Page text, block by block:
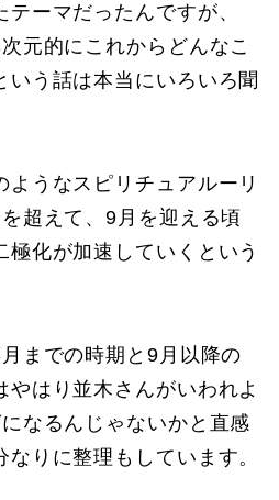
テーマだったんですが、
元的にこれからどんなこ
いう話は本当にいろいろ聞
うなスピリチュアルーリ
超えて、9月を迎える頃
極化が加速していくという
までの時期と9月以降の
はり並木さんがいわれよ
なるんじゃないかと直感
りに整理もしています。